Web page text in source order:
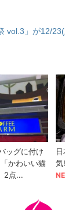
vol.3」が12/23(